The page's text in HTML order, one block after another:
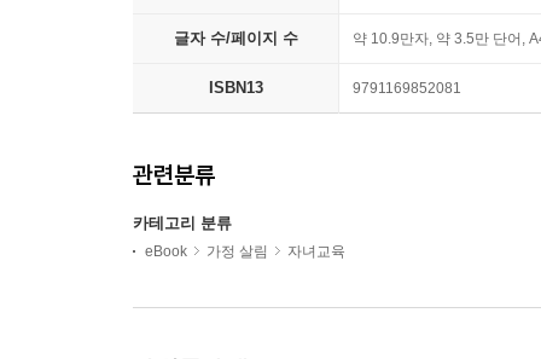
글자 수/페이지 수 약 10.9만자, 약 3.5만 단어,
ISBN13 9791169852081
관련분류
카테고리 분류
eBook 가정 살림 자녀교육